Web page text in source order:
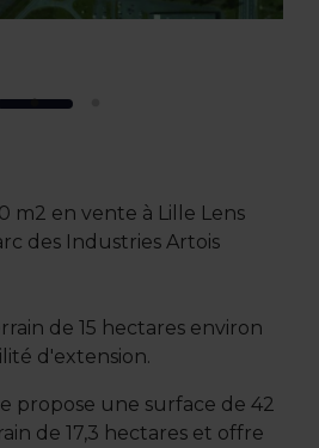
m2 en vente à Lille Lens
des Industries Artois
de 15 hectares environ
d'extension.
propose une surface de 42
de 17,3 hectares et offre